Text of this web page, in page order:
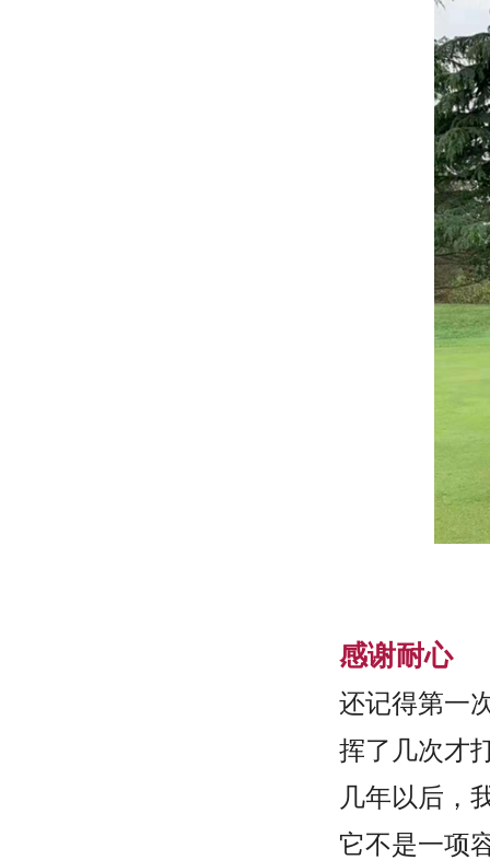
感谢耐心
还记得第一
挥了几次才
几年以后，
它不是一项